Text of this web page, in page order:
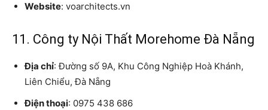
Website: voarchitects.vn
11. Công ty Nội Thất Morehome Đà Nẵng
Địa chỉ: Đường số 9A, Khu Công Nghiệp Hoà Khánh,
Liên Chiểu, Đà Nẵng
Điện thoại: 0975 438 686